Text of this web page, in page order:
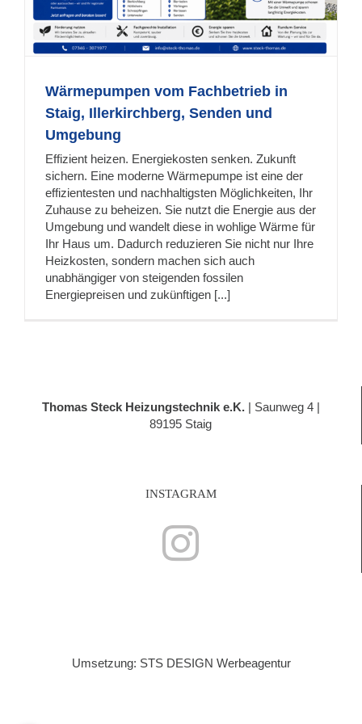
Wärmepumpen vom Fachbetrieb in
Staig, Illerkirchberg, Senden und
Umgebung
Effizient heizen. Energiekosten senken. Zukunft
sichern. Eine moderne Wärmepumpe ist eine der
effizientesten und nachhaltigsten Möglichkeiten, Ihr
Zuhause zu beheizen. Sie nutzt die Energie aus der
Umgebung und wandelt diese in wohlige Wärme für
Ihr Haus um. Dadurch reduzieren Sie nicht nur Ihre
Heizkosten, sondern machen sich auch
unabhängiger von steigenden fossilen
Energiepreisen und zukünftigen [...]
Thomas Steck Heizungstechnik e.K. | Saunweg 4 |
89195 Staig
INSTAGRAM
Umsetzung: STS DESIGN Werbeagentur